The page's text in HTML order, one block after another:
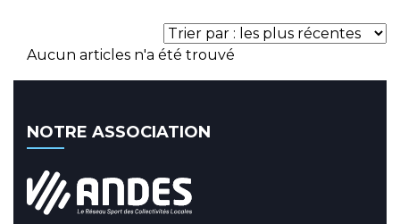
Aucun articles n'a été trouvé
NOTRE ASSOCIATION